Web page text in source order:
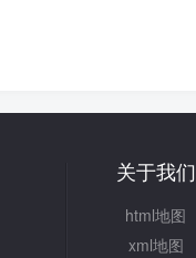
关于我们
html地图
xml地图